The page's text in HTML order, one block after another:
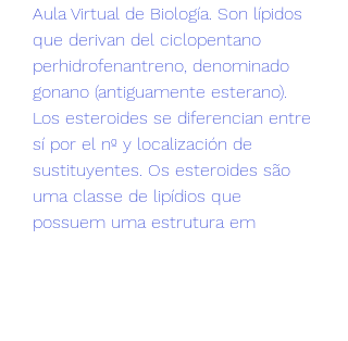
Aula Virtual de Biología. Son lípidos
que derivan del ciclopentano
perhidrofenantreno, denominado
gonano (antiguamente esterano).
Los esteroides se diferencian entre
sí por el nº y localización de
sustituyentes. Os esteroides são
uma classe de lipídios que
possuem uma estrutura em